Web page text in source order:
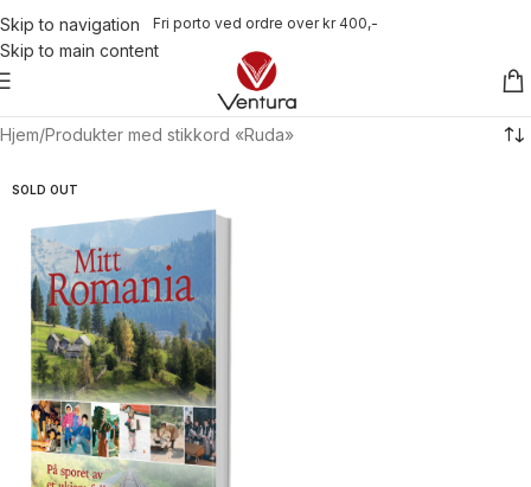
Skip to navigation
Skip to main content
Fri porto ved ordre over kr 400,-
Hjem Produkter med stikkord «Ruda»
SOLD OUT